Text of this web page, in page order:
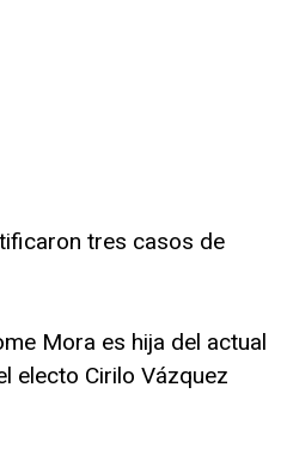
tres casos de
Mora es hija del actual
electo Cirilo Vázquez